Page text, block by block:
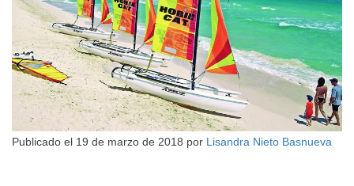
Publicado el 19 de marzo de 2018 por Lisandra Nieto Basnueva